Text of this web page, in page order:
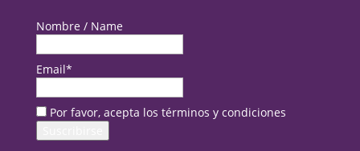
Nombre / Name
Email*
Por favor, acepta los términos y condiciones